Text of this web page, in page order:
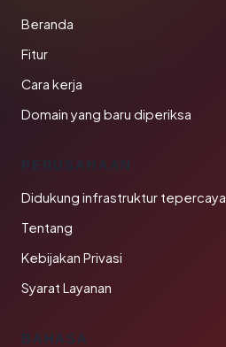
Beranda
Fitur
Cara kerja
Domain yang baru diperiksa
PERUSAHAAN
Didukung infrastruktur tepercaya
Tentang
Kebijakan Privasi
Syarat Layanan
BAHASA